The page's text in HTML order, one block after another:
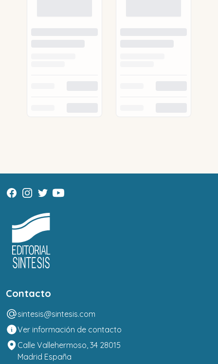
Contacto
sintesis@sintesis.com
Ver información de contacto
Calle Vallehermoso, 34 28015
Madrid España